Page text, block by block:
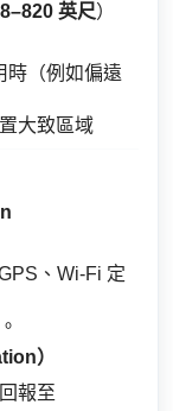
英尺）
時（例如偏遠
大致區域
、Wi-Fi 定
）
報至